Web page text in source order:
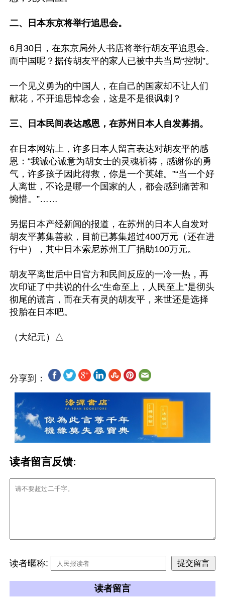
二、日本东京将举行追思会。
6月30日，在东京局外人书店将举行胡友平追思会。
而中国呢？据传胡友平的家人已被中共当局“控制”。
一个见义勇为的中国人，在自己的国家却不让人们
献花，不开追思悼念会，这是不是很讽刺？
三、日本民间表达感恩，在苏州日本人自发募捐。
在日本网站上，许多日本人留言表达对胡友平的感
恩：“我诚心诚意为胡女士的灵魂祈祷，感谢你的勇
气，许多孩子因此得救，你是一个英雄。”“当一个好
人离世，不论是哪一个国家的人，都会感到痛苦和
惋惜。”……
另据日本产经新闻的报道，在苏州的日本人自发对
胡友平募集善款，目前已募集超过400万元（还在进
行中），其中日本索尼苏州工厂捐助100万元。
胡友平离世后中日官方和民间反应的一冷一热，再
次印证了中共说的什么“生命至上，人民至上”是彻头
彻尾的谎言，而在天有灵的胡友平，来世还是选择
投胎在日本吧。
分享到：
读者留言反馈:
读者暱称:
读者留言